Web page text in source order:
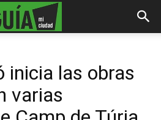
inicia las obras
varias